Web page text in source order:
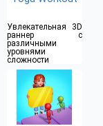
Увлекательная 3D
раннер с
различными
уровнями
сложности